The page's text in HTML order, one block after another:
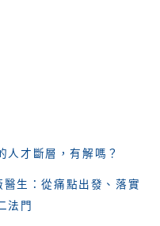
人才斷層，有解嗎？
生：從痛點出發、落實
法門